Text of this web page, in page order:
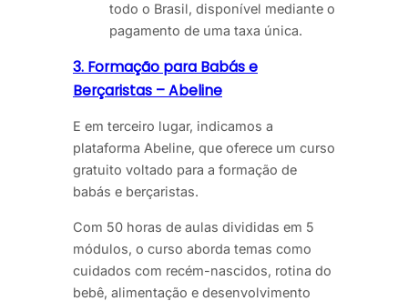
todo o Brasil, disponível mediante o
pagamento de uma taxa única.
3. Formação para Babás e
Berçaristas – Abeline
E em terceiro lugar, indicamos a
plataforma Abeline, que oferece um curso
gratuito voltado para a formação de
babás e berçaristas.
Com 50 horas de aulas divididas em 5
módulos, o curso aborda temas como
cuidados com recém-nascidos, rotina do
bebê, alimentação e desenvolvimento